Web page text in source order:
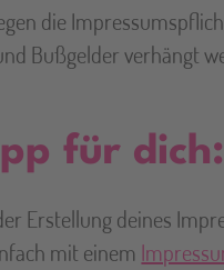
die
Bußgelder verhängt
für dich:
Erstellung deines
mit einem